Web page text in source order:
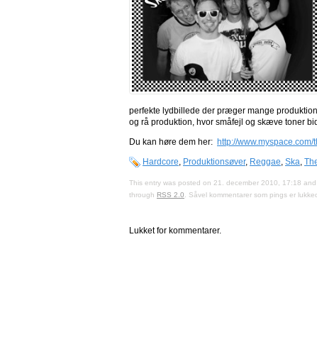
perfekte lydbillede der præger mange
og rå produktion, hvor småfejl og skæve toner
Du kan høre dem her: http://
Hardcore, Produktionsøver, Reggae, Ska,
This entry was posted on 21. december 2010, 17:18
through RSS 2.0 . Såvel kommentarer som pings er
Lukket for kommentarer.